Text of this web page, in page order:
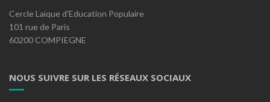
Cercle Laïque d’Education Populaire
101 rue de Paris
60200 COMPIEGNE
NOUS SUIVRE SUR LES RÉSEAUX SOCIAUX